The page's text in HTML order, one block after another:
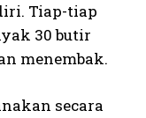
Tiap-tiap
30 butir
menembak.
secara